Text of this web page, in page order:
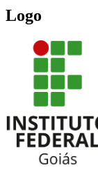
Logo